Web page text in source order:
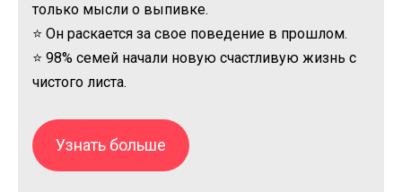
только мысли о выпивке.
⭐ Он раскается за свое поведение в прошлом.
⭐ 98% семей начали новую счастливую жизнь с
чистого листа.
Узнать больше